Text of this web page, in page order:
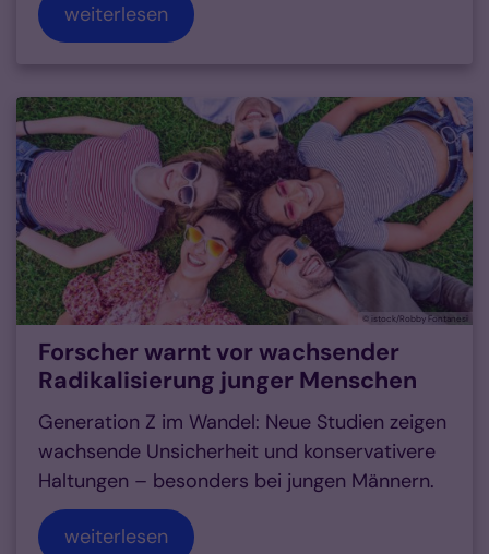
weiterlesen
© istock/Robby Fontanesi
Forscher warnt vor wachsender
Radikalisierung junger Menschen
Generation Z im Wandel: Neue Studien zeigen
wachsende Unsicherheit und konservativere
Haltungen – besonders bei jungen Männern.
weiterlesen